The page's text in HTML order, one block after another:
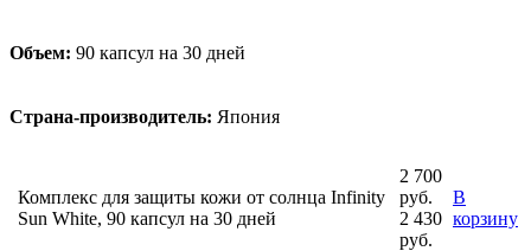
Объем: 90 капсул на 30 дней
Страна-производитель: Япония
Комплекс для защиты кожи от солнца Infinity
Sun White, 90 капсул на 30 дней
2 700
руб.
2 430
руб.
В
корзину